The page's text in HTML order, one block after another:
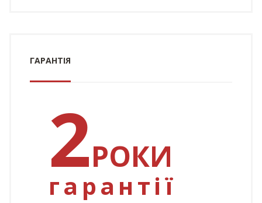
ГАРАНТІЯ
2РОКИ
гарантії